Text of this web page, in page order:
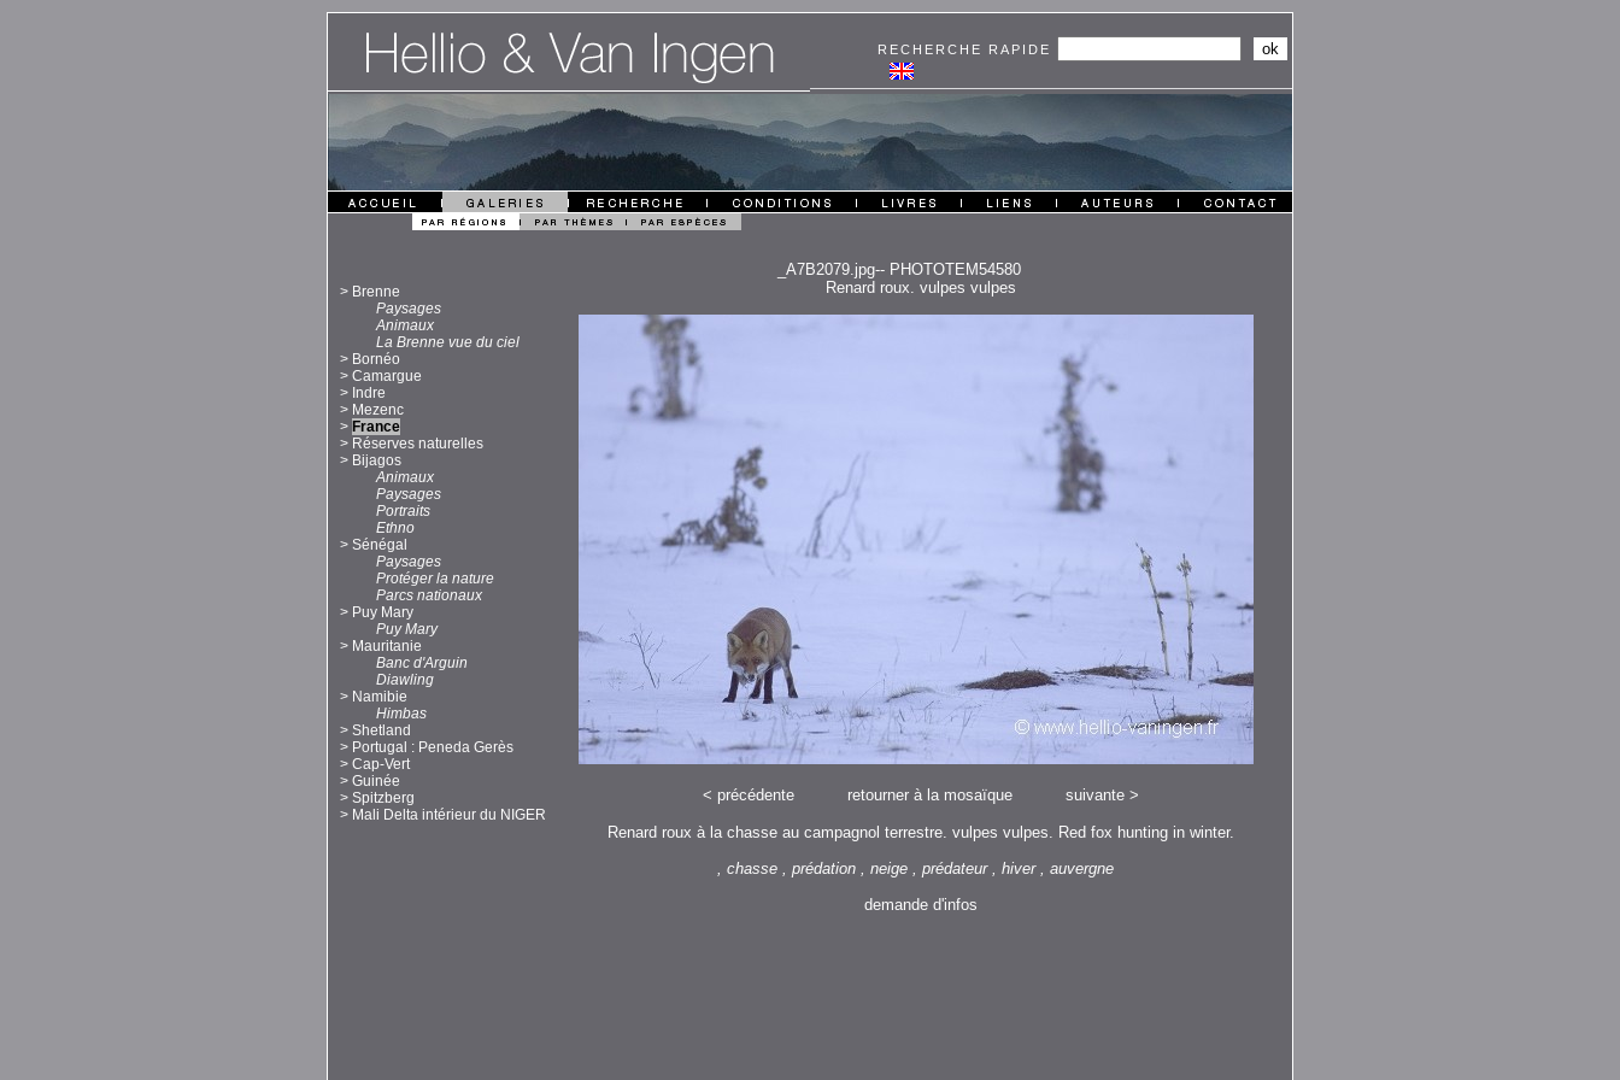
RECHERCHE RAPIDE
_A7B2079.jpg-- PHOTOTEM54580
> Brenne
Paysages
Animaux
La Brenne vue du ciel
> Bornéo
> Camargue
> Indre
> Mezenc
> France
> Réserves naturelles
> Bijagos
Animaux
Paysages
Portraits
Ethno
> Sénégal
Paysages
Protéger la nature
Parcs nationaux
> Puy Mary
Puy Mary
> Mauritanie
Banc d'Arguin
Diawling
> Namibie
Himbas
> Shetland
> Portugal : Peneda Gerès
> Cap-Vert
> Guinée
> Spitzberg
> Mali Delta intérieur du NIGER
Renard roux. vulpes vulpes
< précédente retourner à la mosaïque suivante>
Renard roux à la chasse au campagnol terrestre. vulpes vulpes. Red fox hunting in winter.
, chasse , prédation , neige , prédateur , hiver , auvergne
demande d'infos